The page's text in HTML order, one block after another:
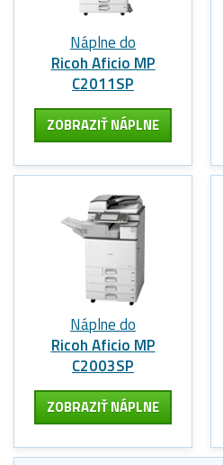
Náplne do
Ricoh Aficio MP
C2011SP
ZOBRAZIŤ NÁPLNE
Náplne do
Ricoh Aficio MP
C2003SP
ZOBRAZIŤ NÁPLNE